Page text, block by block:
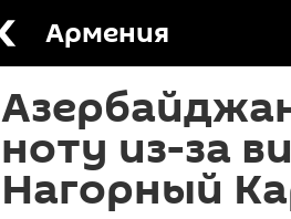
Армения
ноту из-за
Нагорный